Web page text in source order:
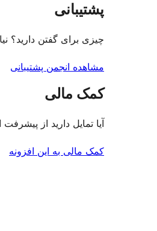
پشتیبانی
چیزی برای گفتن دارید؟
مشاهده انجمن پشتیبانی
کمک مالی
آیا تمایل دارید از
کمک مالی به این افزونه